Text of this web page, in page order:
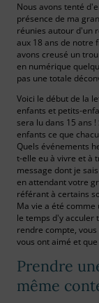
Nous avons tenté
présence de ma
réunies autour d'un
aux 18 ans de notre
avons creusé un
en numérique
pas une totale
Voici le début de la
enfants et petits-
sera lu dans 15 ans
enfants ce que
Quels événements
t-elle eu à vivre et à
message dont je
en attendant votre
référant à certains
Ma vie a été
le temps d'y acculer
rendre compte,
vous ont aimé et
Prendre
même